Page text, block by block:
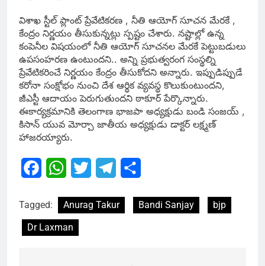
విశాఖ స్టీల్ ప్లాంట్ ప్రేవేటికరణ , నీతి ఆయోగ్ సూచన మేరకే ,
కేంద్రం నిర్ణయం తీసుకున్నట్లు స్పష్టం చేశారు. నష్టాల్లో ఉన్న
కంపెనీల విషయంలో నీతి ఆయోగ్ సూచనల మేరకే పెట్టుబడులు
ఉపసంహరణ ఉంటుందని.. అన్ని ప్రభుత్వరంగ సంస్థల్ని
ప్రేవేటికరించే నిర్ణయం కేంద్రం తీసుకోదని అన్నారు. ఇప్పుడిప్పుడే
కరోనా సంక్షోభం నుంచి దేశ ఆర్థిక వ్యవస్థ కొలుకుంటుందని,
జీఎస్టీ ఆదాయం పెరుగుతుందని ఠాకూర్ పేర్కొన్నారు.
ఈకార్యక్రమానికి తెలంగాణ భాజపా అధ్యక్షుడు బండి సంజయ్ ,
కిసాన్ యువ మోర్చా జాతీయ అధ్యక్షుడు డాక్టర్ లక్ష్మణ్
హాజరయ్యారు.
FacebookWhatsApp
Twitter Telegram
Tagged: Anurag Takur Bandi Sanjay
bjp
Dr Laxman